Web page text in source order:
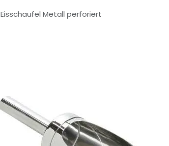
Eisschaufel Metall perforiert